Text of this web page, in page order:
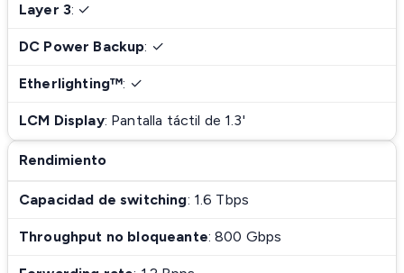
Layer 3: ✓
DC Power Backup: ✓
Etherlighting™: ✓
LCM Display: Pantalla táctil de 1.3'
Rendimiento
Capacidad de switching: 1.6 Tbps
Throughput no bloqueante: 800 Gbps